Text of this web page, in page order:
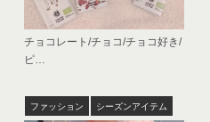
チョコレート/チョコ/チョコ好き/
ピ…
ファッション シーズンアイテム